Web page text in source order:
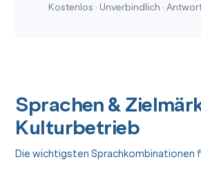
Kostenlos · Unverbindlich ·
Sprachen &
Kulturbetrieb
Die wichtigsten Sprachkombinationen